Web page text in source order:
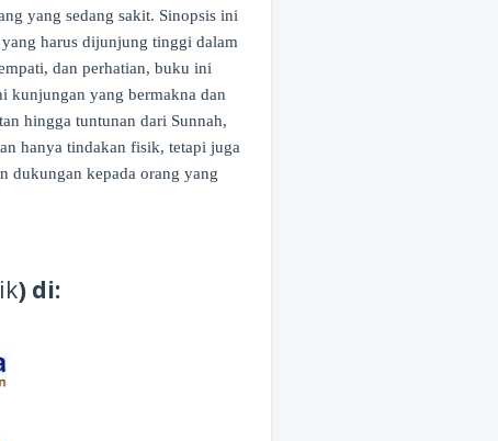
yang sedang sakit. Sinopsis ini
harus dijunjung tinggi dalam
dan perhatian, buku ini
kunjungan yang bermakna dan
hingga tuntunan dari Sunnah,
hanya tindakan fisik, tetapi juga
dukungan kepada orang yang
) di: